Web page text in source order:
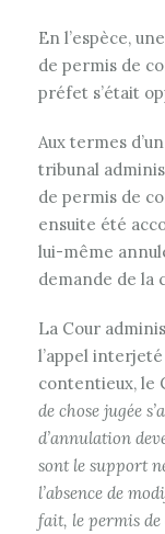
En l’espèce,
de permis de
préfet s’était
Aux termes
tribunal
de permis de
ensuite été
lui-même
demande de la
La Cour
l’appel
contentieux, le
de chose jugée
d’annulation
sont le support
l’absence de
fait, le permis